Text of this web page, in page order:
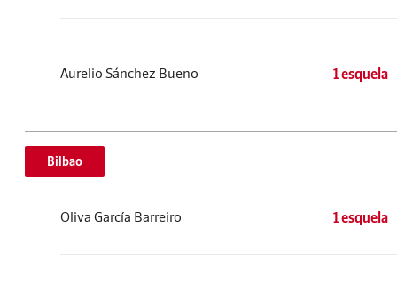
Aurelio Sánchez Bueno 1 esquela
Bilbao
Oliva García Barreiro 1 esquela